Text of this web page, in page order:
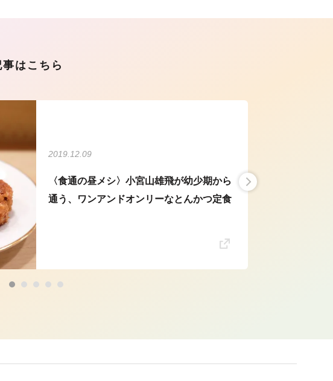
はこちら
2019.12.09
〈食通の昼メシ〉小宮山雄飛が幼少期から
通う、ワンアンドオンリーなとんかつ定食